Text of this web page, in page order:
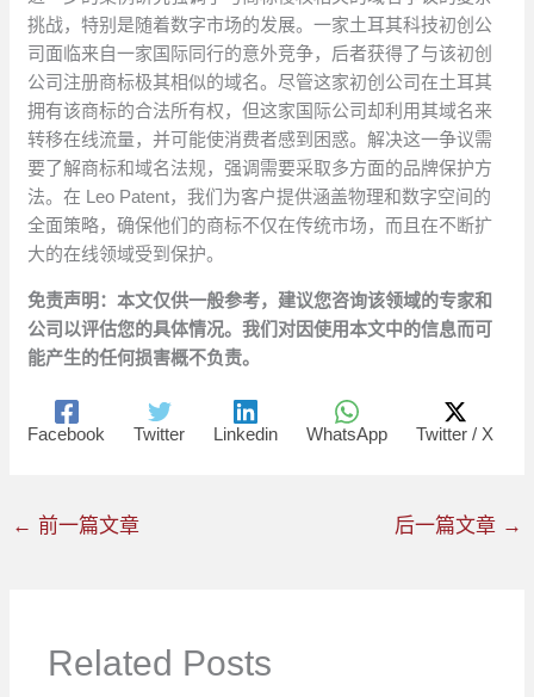
挑战，特别是随着数字市场的发展。一家土耳其科技初创公
司面临来自一家国际同行的意外竞争，后者获得了与该初创
公司注册商标极其相似的域名。尽管这家初创公司在土耳其
拥有该商标的合法所有权，但这家国际公司却利用其域名来
转移在线流量，并可能使消费者感到困惑。解决这一争议需
要了解商标和域名法规，强调需要采取多方面的品牌保护方
法。在 Leo Patent，我们为客户提供涵盖物理和数字空间的
全面策略，确保他们的商标不仅在传统市场，而且在不断扩
大的在线领域受到保护。
免责声明：本文仅供一般参考，建议您咨询该领域的专家和
公司以评估您的具体情况。我们对因使用本文中的信息而可
能产生的任何损害概不负责。
Facebook Twitter Linkedin WhatsApp Twitter / X
← 前一篇文章 后一篇文章 →
Related Posts